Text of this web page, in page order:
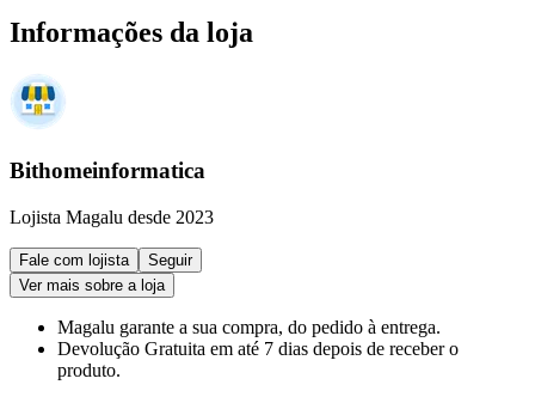
Informações da loja
Bithomeinformatica
Lojista Magalu desde 2023
Fale com lojista
Seguir
Ver mais sobre a loja
Magalu garante a sua compra, do pedido à entrega.
Devolução Gratuita em até 7 dias depois de receber o
produto.